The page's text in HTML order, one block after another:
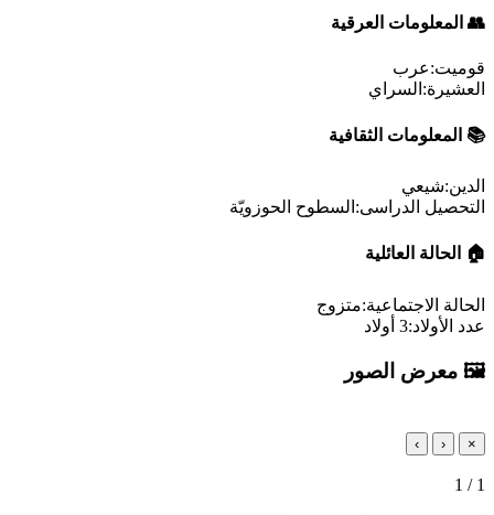
👥 المعلومات العرقیة
قومیت:عرب
العشیرة: السراي
📚 المعلومات الثقافیة
الدين:شیعي
التحصیل الدراسی: السطوح الحوزویّة
🏠 الحالة العائلیة
الحالة الاجتماعیة:متزوج
عدد الأولاد:3 أولاد
🖼️ معرض الصور
×
‹
›
1
/
1